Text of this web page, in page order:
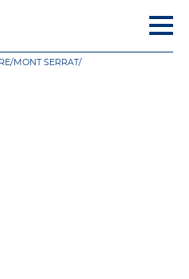
/MONT SERRAT/